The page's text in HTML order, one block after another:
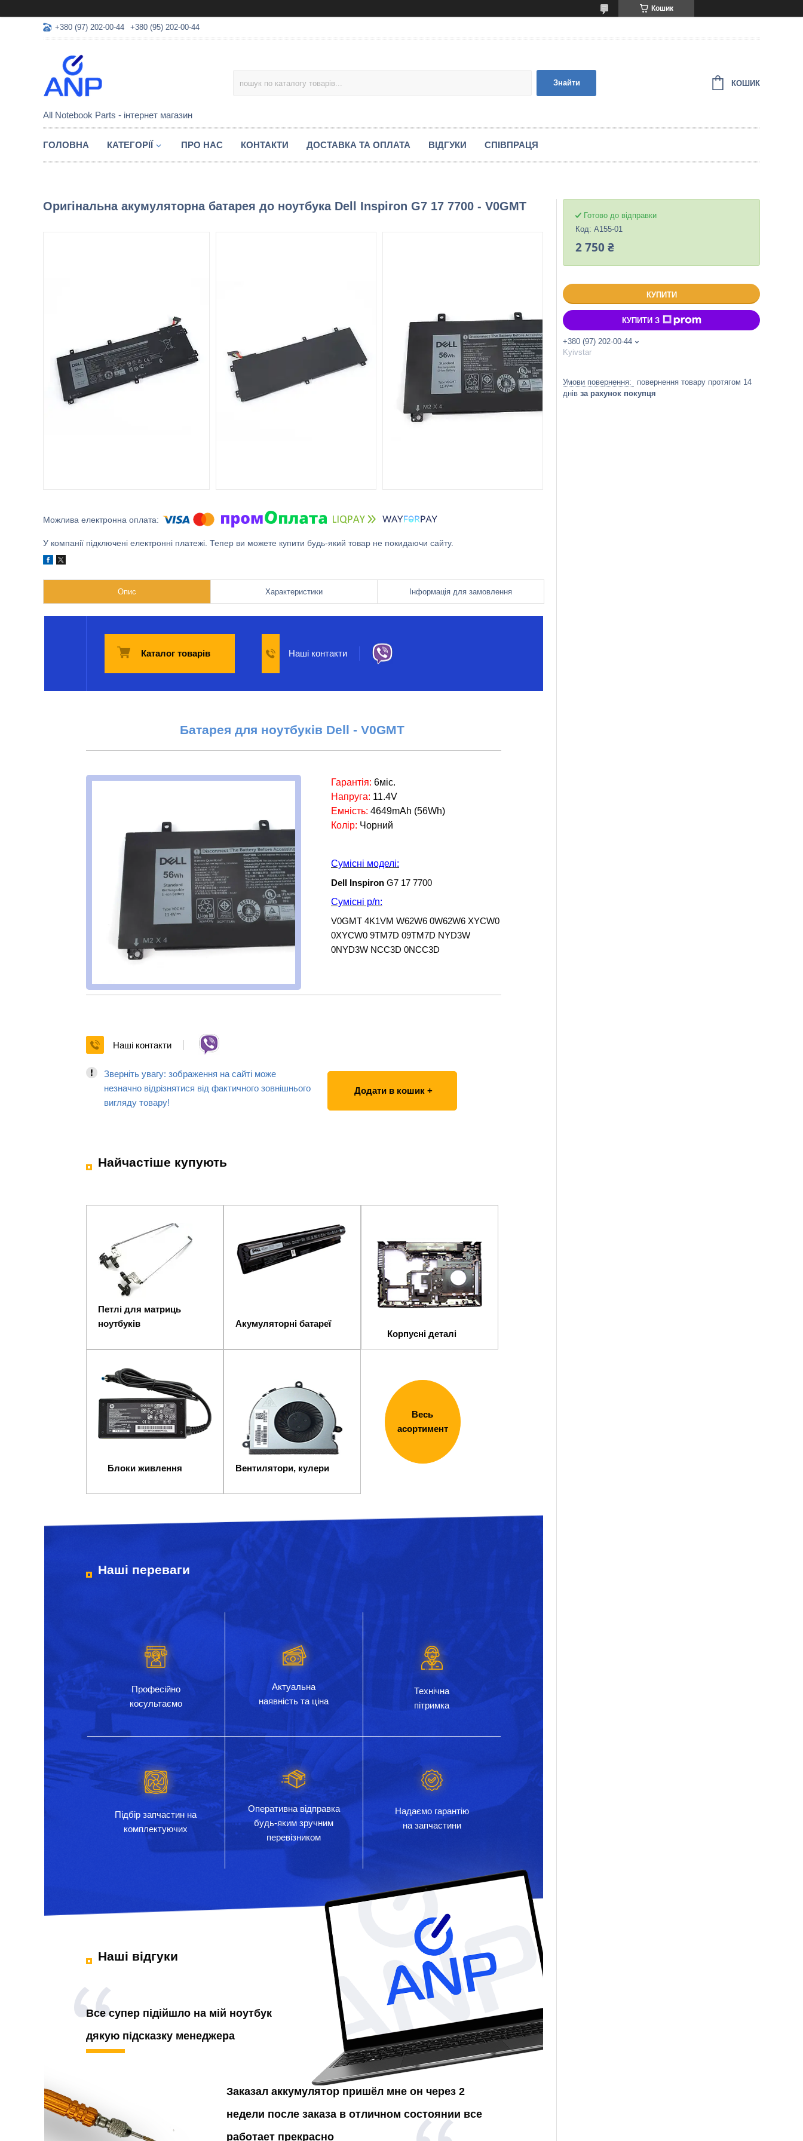
Кошик
+380 (97) 202-00-44 +380 (95) 202-00-44
All Notebook Parts - інтернет магазин
Знайти КОШИК
ГОЛОВНА КАТЕГОРІЇ ПРО НАС КОНТАКТИ ДОСТАВКА ТА ОПЛАТА ВІДГУКИ СПІВПРАЦЯ
Оригінальна акумуляторна батарея до ноутбука Dell Inspiron G7 17 7700 - V0GMT
У компанії підключені електронні платежі. Тепер ви можете купити будь-який товар не покидаючи сайту.
Опис Характеристики Інформація для замовлення
Каталог товарів Наші контакти
Батарея для ноутбуків Dell - V0GMT
Гарантія: 6міс.
Напруга: 11.4V
Емність: 4649mAh (56Wh)
Колір: Чорний
Сумісні моделі:
Dell Inspiron G7 17 7700
Сумісні p/n:
V0GMT 4K1VM W62W6 0W62W6 XYCW0
0XYCW0 9TM7D 09TM7D NYD3W
0NYD3W NCC3D 0NCC3D
Наші контакти
Зверніть увагу: зображення на сайті може
незначно відрізнятися від фактичного зовнішнього
вигляду товару!
Додати в кошик +
Найчастіше купують
Петлі для матриць
ноутбуків
Акумуляторні батареї
Корпусні деталі
Блоки живлення Вентилятори, кулери
Весь
асортимент
Наші переваги
Професійно
косультаємо
Актуальна
наявність та ціна
Технічна
пітримка
Підбір запчастин на
комплектуючих
Оперативна відправка
будь-яким зручним
перевізником
Надаємо гарантію
на запчастини
Наші відгуки
Все супер підійшло на мій ноутбук
дякую підсказку менеджера
Заказал аккумулятор пришёл мне он через 2
недели после заказа в отличном состоянии все
работает прекрасно
Готово до відправки
Код: A155-01
2 750 ₴
КУПИТИ
КУПИТИ З
+380 (97) 202-00-44
Kyivstar
повернення товару протягом 14
днів за рахунок покупця